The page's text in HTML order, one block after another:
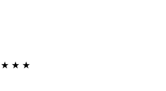
★ ★ ★